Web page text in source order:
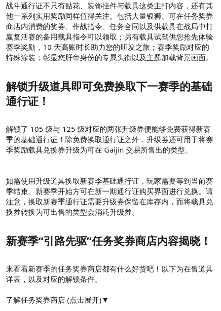
战斗通行证不只有贴花、装饰挂件与载具这类主打内容，还有其
他一系列实用奖励同样值得关注。包括大量银狮、可在任务奖券
商店内消费的奖券、作战指令、任务合同以及供载具在战局中打
赢复活赛的备用载具指令可以领取；另有载具试驾供您抢先体验
赛季奖励，10 天高账时长助力您的研发之旅；赛季奖励对应的
特殊涂装；彰显您肝帝身份的专属头衔以及主题加载背景画面。
解锁升级道具即可免费换取下一赛季的基础
通行证！
解锁了 105 级与 125 级对应的两张升级券便能够免费获得新赛
季的基础通行证！除免费换取通行证之外，升级券还可用于将赛
季奖励载具兑换券升级为可在 Gaijin 交易所售出的类型。
如需使用升级道具换取新赛季基础通行证，玩家需要等到当前赛
季结束、新赛季开始方可在新一期通行证购买界面进行兑换。请
注意，换取新赛季通行证需要升级券保留在库存内，而将载具兑
换券转换为可出售的类型会消耗升级券。
新赛季“引路先驱”任务奖券商店内容揭晓！
来看看新赛季的任务奖券商店都有什么好货吧！以下为在售道具
详表，以及对应的解锁条件。
了解任务奖券商店 (点击展开)▼